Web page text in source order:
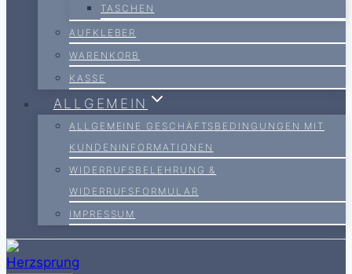
TASCHEN
AUFKLEBER
WARENKORB
KASSE
ALLGEMEIN
ALLGEMEINE GESCHÄFTSBEDINGUNGEN MIT
KUNDENINFORMATIONEN
WIDERRUFSBELEHRUNG &
WIDERRUFSFORMULAR
IMPRESSUM